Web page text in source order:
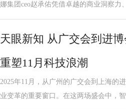
娜集团ceo赵承佑凭借卓越的商业洞察力、
天眼新知 从广交会到进
重塑11月科技浪潮
2025年11月，从广州的广交会到上海的
业变革的重要窗口。在这两场盛会中，